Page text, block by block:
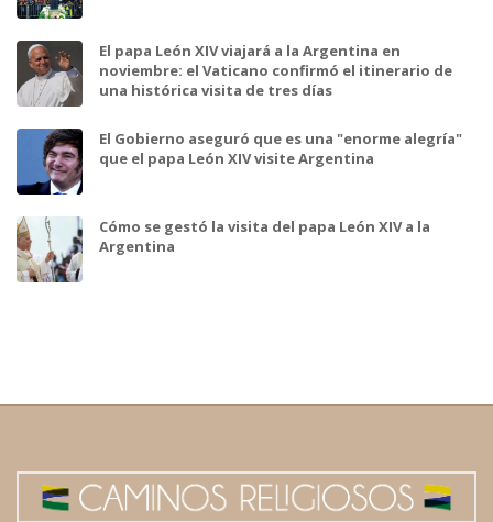
El papa León XIV viajará a la Argentina en
noviembre: el Vaticano confirmó el itinerario de
una histórica visita de tres días
El Gobierno aseguró que es una "enorme alegría"
que el papa León XIV visite Argentina
Cómo se gestó la visita del papa León XIV a la
Argentina